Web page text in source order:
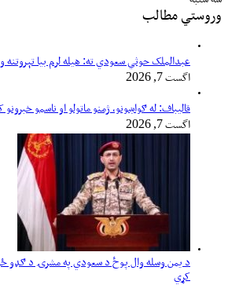
وروستي مطالب
عبدالملک حوثي سعودي ته: هیله لرم بیا تېروتنه
اگست 7, 2026
قالیباف: له ګواښونو، ژمنو ماتولو او ناسمو
اگست 7, 2026
د یمن وسله وال پوځ د سعودي په مشرۍ د ګډو
کړي